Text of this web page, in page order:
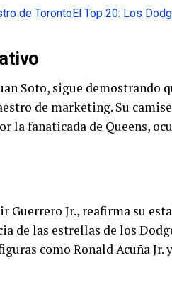
de TorontoEl Top 20: Los
Soto, sigue demostrando
de marketing. Su
la fanaticada de Queens,
Guerrero Jr., reafirma su
de las estrellas de los
como Ronald Acuña Jr.